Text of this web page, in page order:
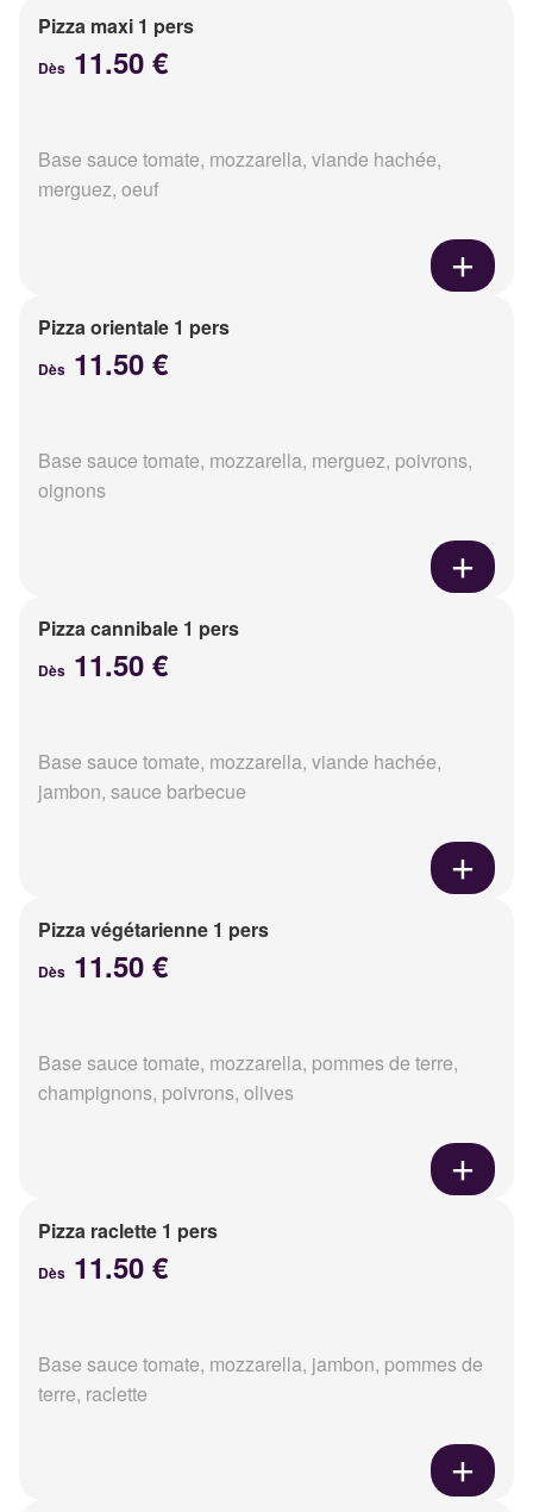
Pizza maxi 1 pers
Dès 11.50 €
Base sauce tomate, mozzarella, viande hachée,
merguez, oeuf
Pizza orientale 1 pers
Dès 11.50 €
Base sauce tomate, mozzarella, merguez, poivrons,
oignons
Pizza cannibale 1 pers
Dès 11.50 €
Base sauce tomate, mozzarella, viande hachée,
jambon, sauce barbecue
Pizza végétarienne 1 pers
Dès 11.50 €
Base sauce tomate, mozzarella, pommes de terre,
champignons, poivrons, olives
Pizza raclette 1 pers
Dès 11.50 €
Base sauce tomate, mozzarella, jambon, pommes de
terre, raclette